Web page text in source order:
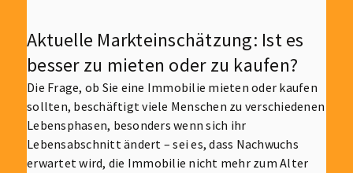
Aktuelle Markteinschätzung: Ist es
besser zu mieten oder zu kaufen?
Die Frage, ob Sie eine Immobilie mieten oder kaufen
sollten, beschäftigt viele Menschen zu verschiedenen
Lebensphasen, besonders wenn sich ihr
Lebensabschnitt ändert – sei es, dass Nachwuchs
erwartet wird, die Immobilie nicht mehr zum Alter